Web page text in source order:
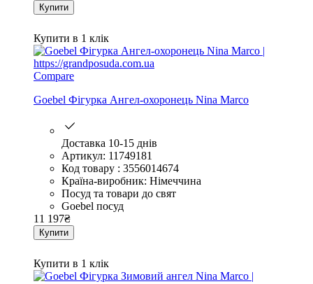
Купити
Купити в 1 клік
Compare
Goebel Фігурка Ангел-охоронець Nina Marco
Доставка 10-15 днів
Артикул: 11749181
Код товару : 3556014674
Країна-виробник: Німеччина
Посуд та товари до свят
Goebel посуд
11 197₴
Купити
Купити в 1 клік